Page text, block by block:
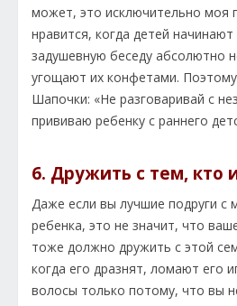
может, это исключительно моя
нравится, когда детей начинают
задушевную беседу абсолютно
угощают их конфетами.
Шапочки: «Не разговаривай с
прививаю ребенку с раннего
6. Дружить с тем, кто
Даже если вы лучшие подруги с
ребенка, это не значит, что
тоже должно дружить с этой
когда его дразнят, ломают его
волосы только потому, что вы